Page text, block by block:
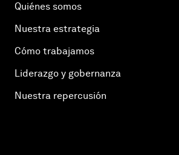
Quiénes somos
Nuestra estrategia
Cómo trabajamos
Liderazgo y gobernanza
Nuestra repercusión